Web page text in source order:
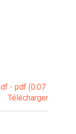
- pdf (0.07
Télécharger